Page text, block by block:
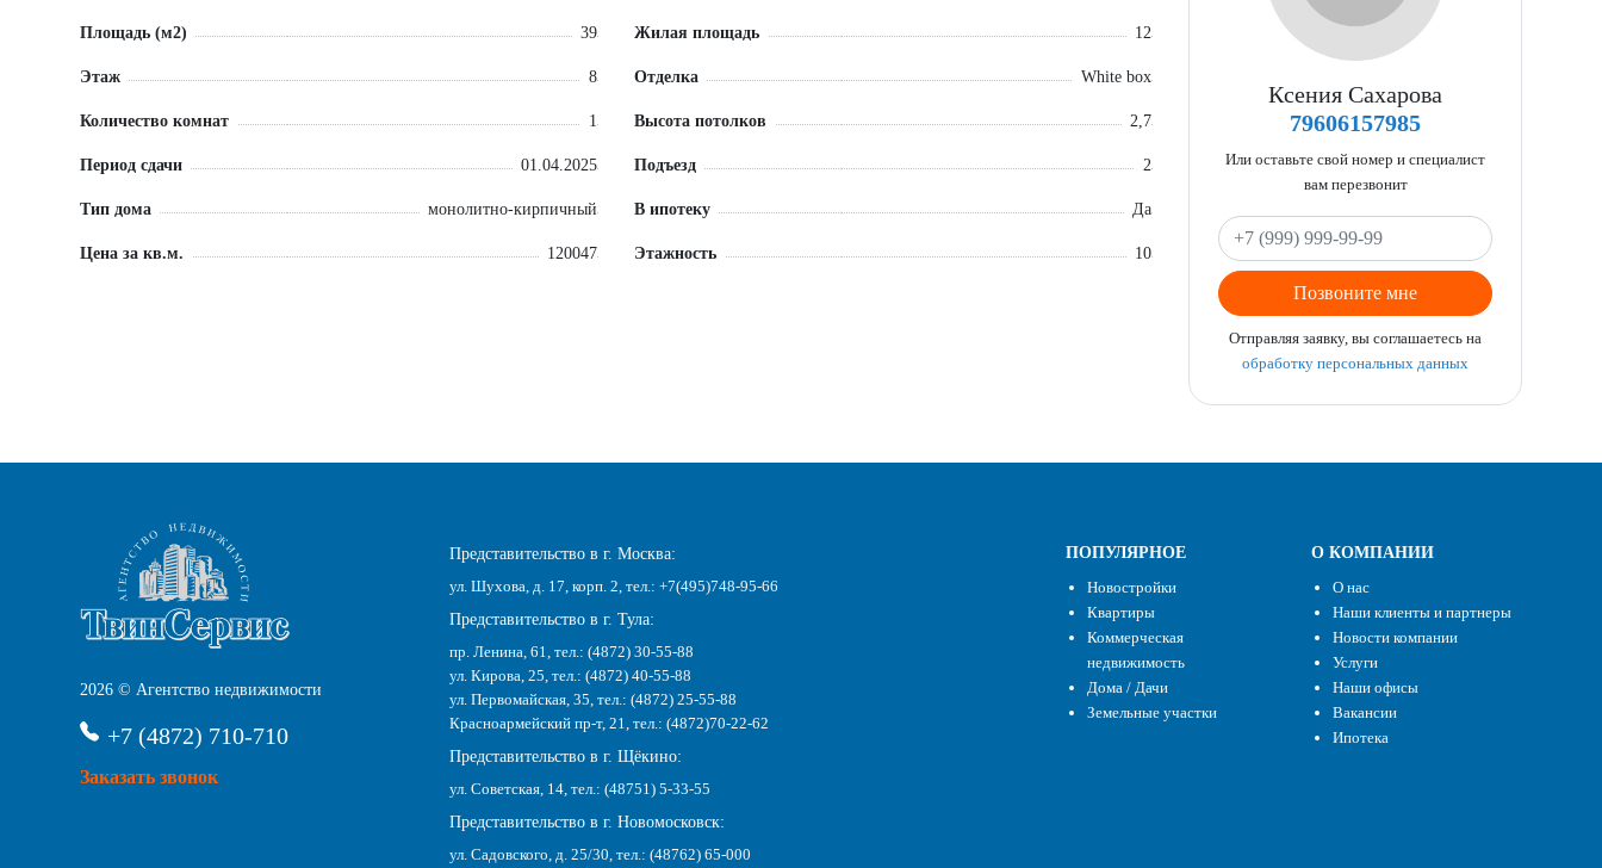
Площадь (м2) 39
Этаж 8
Количество комнат 1
Период сдачи 01.04.2025
Тип дома монолитно-кирпичный
Цена за кв.м. 120047
Жилая площадь 12
Отделка White box
Высота потолков 2,7
Подъезд 2
В ипотеку Да
Этажность 10
Ксения Сахарова
79606157985
Или оставьте свой номер и специалист
вам перезвонит
Позвоните мне
Отправляя заявку, вы соглашаетесь на
обработку персональных данных
2026 © Агентство недвижимости
+7 (4872) 710-710
Заказать звонок
Представительство в г. Москва:
ул. Шухова, д. 17, корп. 2, тел.: +7(495)748-95-66
Представительство в г. Тула:
пр. Ленина, 61, тел.: (4872) 30-55-88
ул. Кирова, 25, тел.: (4872) 40-55-88
ул. Первомайская, 35, тел.: (4872) 25-55-88
Красноармейский пр-т, 21, тел.: (4872)70-22-62
Представительство в г. Щёкино:
ул. Советская, 14, тел.: (48751) 5-33-55
Представительство в г. Новомосковск:
ул. Садовского, д. 25/30, тел.: (48762) 65-000
ПОПУЛЯРНОЕ
Новостройки
Квартиры
Коммерческая
недвижимость
Дома / Дачи
Земельные участки
О КОМПАНИИ
О нас
Наши клиенты и партнеры
Новости компании
Услуги
Наши офисы
Вакансии
Ипотека